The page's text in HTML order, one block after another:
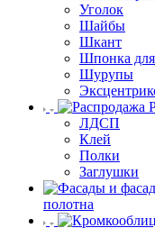
Уголок
Шайбы
Шкант
Шпонка
Шурупы
ЛДСП
Клей
Полки
Заглушки
полотна